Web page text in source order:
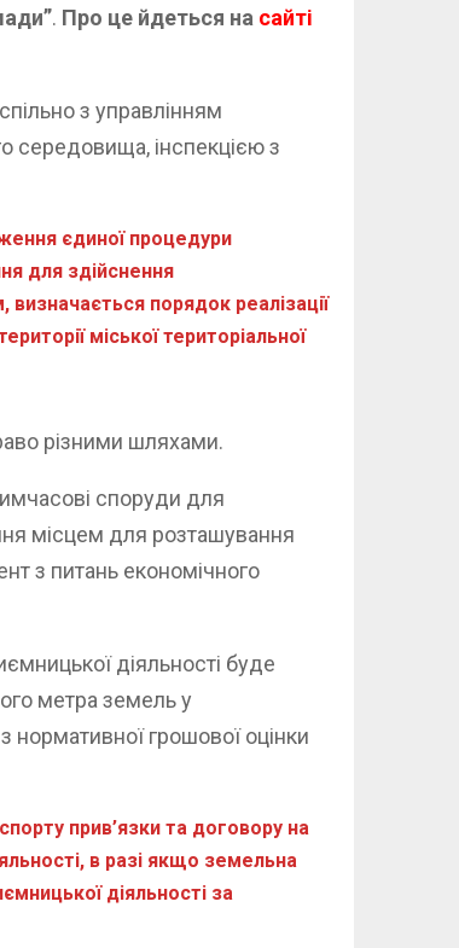
. Про це йдеться на сайті
з управлінням
середовища, інспекцією з
єдиної процедури
для здійснення
порядок реалізації
міської територіальної
різними шляхами.
споруди для
місцем для розташування
з питань економічного
діяльності буде
метра земель у
грошової оцінки
прив’язки та договору на
в разі якщо земельна
діяльності за